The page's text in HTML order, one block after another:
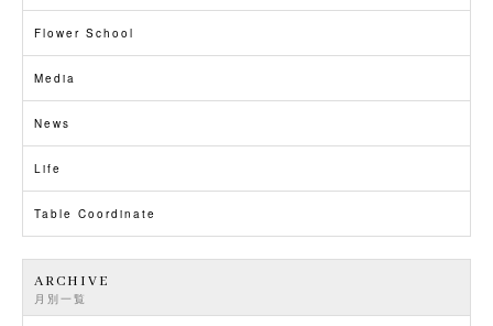
Flower School
Media
News
Life
Table Coordinate
ARCHIVE
月別一覧